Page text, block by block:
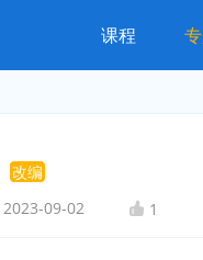
课程
改编
2023-09-02 1